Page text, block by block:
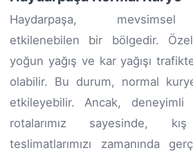
Haydarpaşa, mevsimsel
etkilenebilen bir bölgedir.
yoğun yağış ve kar yağışı
olabilir. Bu durum, normal
etkileyebilir. Ancak,
rotalarımız sayesinde,
teslimatlarımızı zamanında